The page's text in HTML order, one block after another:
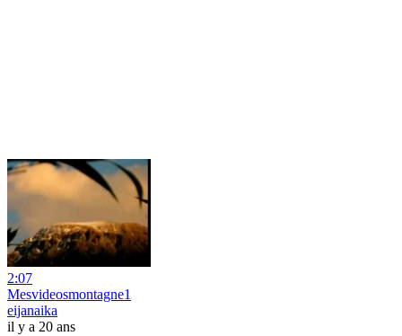
2:07
Mesvideosmontagne1
eijanaika
il y a 20 ans